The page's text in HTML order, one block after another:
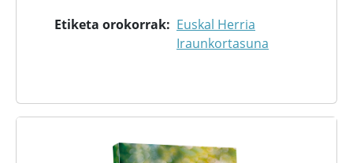
Etiketa orokorrak
Euskal Herria
Iraunkortasuna